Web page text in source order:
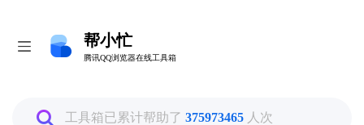
帮小忙
腾讯QQ浏览器在线工具箱
帮小忙
腾讯QQ浏览器在线工具箱
全部工具箱已累计帮助了 375973465 人次